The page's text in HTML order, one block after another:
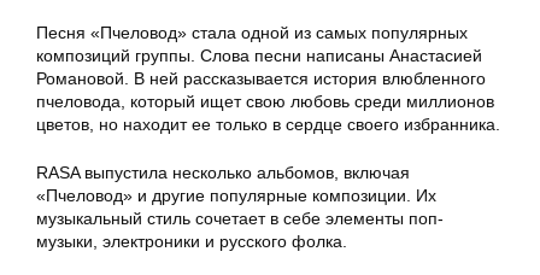
Песня «Пчеловод» стала одной из самых популярных
композиций группы. Слова песни написаны Анастасией
Романовой. В ней рассказывается история влюбленного
пчеловода, который ищет свою любовь среди миллионов
цветов, но находит ее только в сердце своего избранника.
RASA выпустила несколько альбомов, включая
«Пчеловод» и другие популярные композиции. Их
музыкальный стиль сочетает в себе элементы поп-
музыки, электроники и русского фолка.